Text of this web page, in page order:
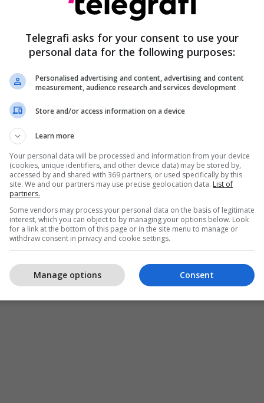
dhe propaganda e organizuar mund të jenë
në fushatën e ardhshme zgjedhore, duke
“ndërhyrje hibride” në opinionin publik.
një garë normale politike. Kjo është një përpjekje
debatin demokratik me operacione psikologjike
hapësirën digjitale”, thuhet në reagimin e LDK-
çdo ndërhyrje të tillë, duke theksuar se
mund të manipulohet” nga profile të rreme,
mekanizma propagande.
se Kosova ka nevojë për zgjedhje të lira,
dhe standard demokratik, e jo, siç është
hibride kundër mendimit të lirë dhe organizimit
Telegrafi asks for your consent to use your
personal data for the following purposes:
Personalised advertising and content, advertising and content
measurement, audience research and services development
Store and/or access information on a device
Learn more
Your personal data will be processed and information from your device
(cookies, unique identifiers, and other device data) may be stored by,
accessed by and shared with 369 partners, or used specifically by this
site. We and our partners may use precise geolocation data. List of
partners.
Some vendors may process your personal data on the basis of legitimate
interest, which you can object to by managing your options below. Look
for a link at the bottom of this page or in the site menu to manage or
withdraw consent in privacy and cookie settings.
Consent
Manage options